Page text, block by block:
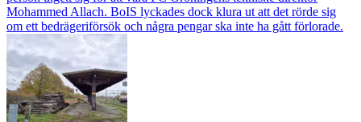
Mohammed Allach. BoIS lyckades dock klura ut att det rörde sig
om ett bedrägeriförsök och några pengar ska inte ha gått förlorade.